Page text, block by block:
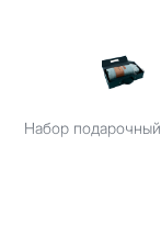
Набор подарочный